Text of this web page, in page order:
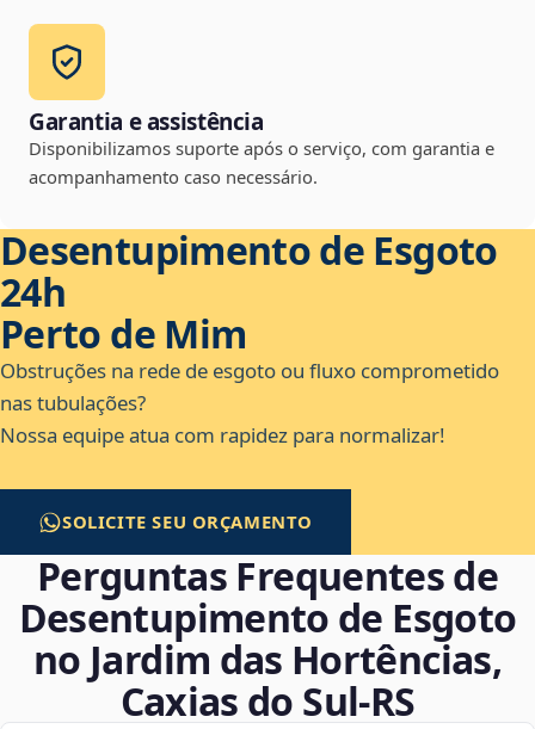
Garantia e assistência
Disponibilizamos suporte após o serviço, com garantia e
acompanhamento caso necessário.
Desentupimento de Esgoto
24h
Perto de Mim
Obstruções na rede de esgoto ou fluxo comprometido
nas tubulações?
Nossa equipe atua com rapidez para normalizar!
SOLICITE SEU ORÇAMENTO
Perguntas Frequentes de
Desentupimento de Esgoto
no Jardim das Hortências,
Caxias do Sul‑RS